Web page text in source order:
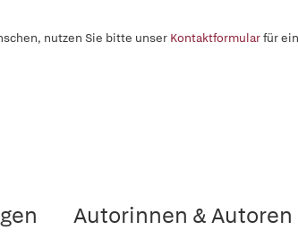
nutzen Sie bitte unser Kontaktformularfür
Autorinnen & Autoren